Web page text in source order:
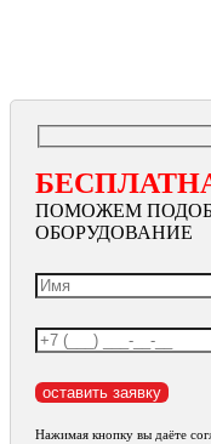
ПОМОЖЕМ
ОБОРУДОВАНИЕ
Нажимая кнопку вы даёте